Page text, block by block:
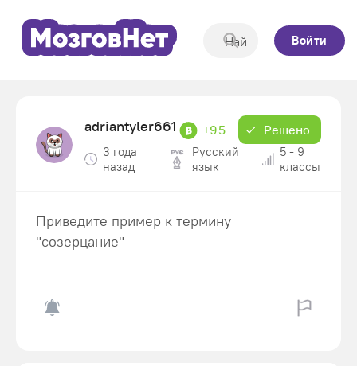
Войти
adriantyler661 +95 Решено
3 года
назад
Русский
язык
5 - 9
классы
Приведите пример к термину
"созерцание"